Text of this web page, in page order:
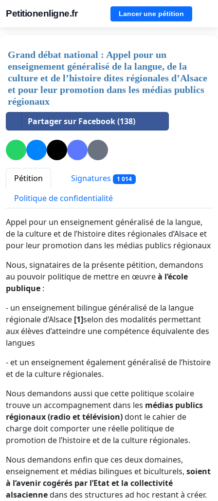
Petitionenligne.fr Lancer une pétition
Grand débat national : Appel pour un
enseignement généralisé de la langue, de la
culture et de l’histoire dites régionales d’Alsace
et pour leur promotion dans les médias publics
régionaux
Partager sur Facebook (138)
Pétition Signatures 1 014
Politique de confidentialité
Appel pour un enseignement généralisé de la langue,
de la culture et de l’histoire dites régionales d’Alsace et
pour leur promotion dans les médias publics régionaux
Nous, signataires de la présente pétition, demandons
au pouvoir politique de mettre en œuvreà l’école
publique :
- un enseignement bilingue généralisé de la langue
régionale d’Alsace [1]selon des modalités permettant
aux élèves d’atteindre une compétence équivalente des
langues
- et un enseignement également généralisé de l’histoire
et de la culture régionales.
Nous demandons aussi que cette politique scolaire
trouve un accompagnement dans les médias publics
régionaux (radio et télévision)dont le cahier de
charge doit comporter une réelle politique de
promotion de l’histoire et de la culture régionales.
Nous demandons enfin que ces deux domaines,
enseignement et médias bilingues et biculturels, soient
à l’avenir cogérés par l’Etat et la collectivité
alsaciennedans des structures ad hoc restant à créer.